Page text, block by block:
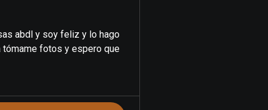
abdl y soy feliz y lo hago
tómame fotos y espero que